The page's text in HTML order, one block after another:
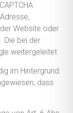
Website oder
Die bei der
weitergeleitet.
im Hintergrund.
dass